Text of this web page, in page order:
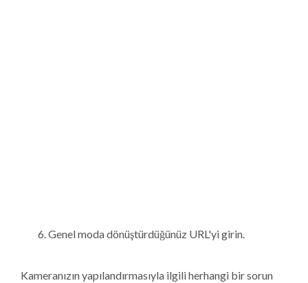
Genel moda dönüştürdüğünüz URL'yi girin.
Kameranızın yapılandırmasıyla ilgili herhangi bir sorun